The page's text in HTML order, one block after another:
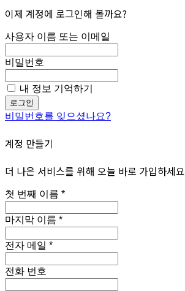
이제 계정에 로그인해 볼까요?
사용자 이름 또는 이메일
비밀번호
내 정보 기억하기
로그인
비밀번호를 잊으셨나요?
계정 만들기
더 나은 서비스를 위해 오늘 바로 가입하세요
첫 번째 이름 *
마지막 이름 *
전자 메일 *
전화 번호